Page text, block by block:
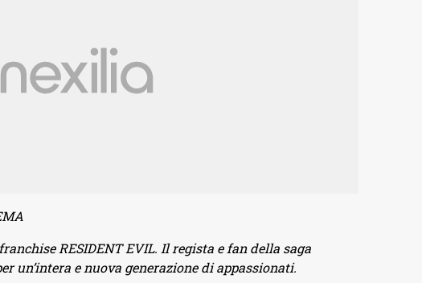
RESIDENT EVIL. Il regista e fan della saga
un’intera e nuova generazione di appassionati.